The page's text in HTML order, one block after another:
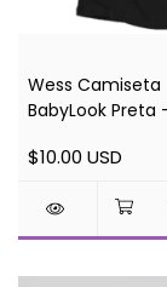
Wess Camiseta
BabyLook Preta
$10.00 USD